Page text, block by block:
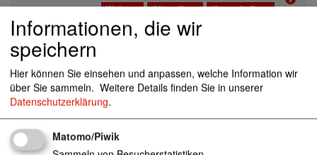
Wohnen Altenpflege
Kurzzeitpflege
Seniorenzentrum
Seniorenzentren
Alten- und Pflegeheim Käte-Reichert-Heim
eingestreute Kurzzeitpflege 90419 Nürnberg
Alten- und Pflegezentrum "Am Kleers"
Wohnen
Informationen, die wir
speichern
Hier können Sie einsehen und anpassen, welche Information wir
über Sie sammeln. Weitere Details finden Sie in unserer
Datenschutzerklärung.
Matomo/Piwik